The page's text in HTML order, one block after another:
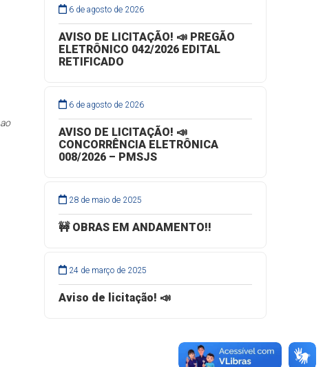
6 de agosto de 2026
AVISO DE LICITAÇÃO! 📣 PREGÃO
ELETRÔNICO 042/2026 EDITAL
RETIFICADO
6 de agosto de 2026
AVISO DE LICITAÇÃO! 📣
CONCORRÊNCIA ELETRÔNICA
008/2026 – PMSJS
28 de maio de 2025
🚧 OBRAS EM ANDAMENTO!!
24 de março de 2025
Aviso de licitação! 📣